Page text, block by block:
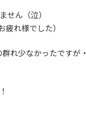
せん（泣）
れ様でした）
れ少なかったですが